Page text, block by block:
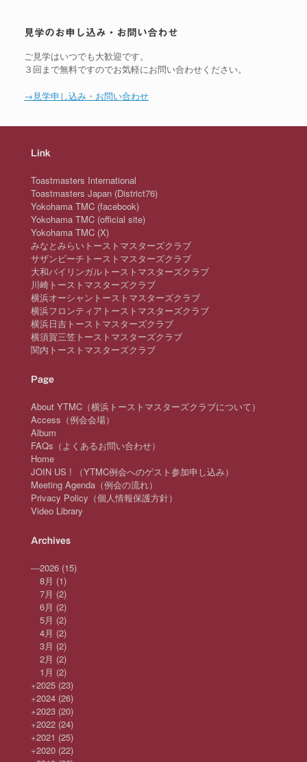
見学のお申し込み・お問い合わせ
ご見学はいつでも大歓迎です。
３回まで無料ですのでお気軽にお問い合わせください。
→見学申し込み・お問い合わせ
Link
Toastmasters International
Toastmasters Japan (District76)
Yokohama TMC (facebook)
Yokohama TMC (official site)
Yokohama TMC (X)
みなとみらいトーストマスターズクラブ
サザンビーチトーストマスターズクラブ
大和バイリンガルトーストマスターズクラブ
川崎トーストマスターズクラブ
横浜オーシャントーストマスターズクラブ
横浜フロンティアトーストマスターズクラブ
横浜日吉トーストマスターズクラブ
横須賀三笠トーストマスターズクラブ
関内トーストマスターズクラブ
Page
About YTMC（横浜トーストマスターズクラブについて）
Access（例会会場）
Album
FAQs（よくあるお問い合わせ）
Home
JOIN US ! （YTMC例会へのゲスト参加申し込み）
Meeting Agenda（例会の流れ）
Privacy Policy（個人情報保護方針）
Video Library
Archives
—2026 (15)
8月 (1)
7月 (2)
6月 (2)
5月 (2)
4月 (2)
3月 (2)
2月 (2)
1月 (2)
+2025 (23)
+2024 (26)
+2023 (20)
+2022 (24)
+2021 (25)
+2020 (22)